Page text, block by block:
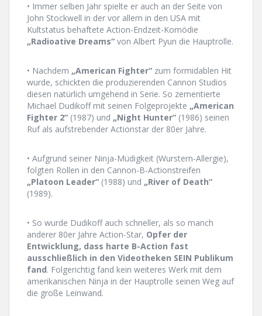
• Immer selben Jahr spielte er auch an der Seite von
John Stockwell in der vor allem in den USA mit
Kultstatus behaftete Action-Endzeit-Komödie
„Radioative Dreams“ von Albert Pyun die Hauptrolle.
• Nachdem „American Fighter“ zum formidablen Hit
wurde, schickten die produzierenden Cannon Studios
diesen natürlich umgehend in Serie. So zementierte
Michael Dudikoff mit seinen Folgeprojekte „American
Fighter 2“ (1987) und „Night Hunter“ (1986) seinen
Ruf als aufstrebender Actionstar der 80er Jahre.
• Aufgrund seiner Ninja-Müdigkeit (Wurstern-Allergie),
folgten Rollen in den Cannon-B-Actionstreifen
„Platoon Leader“ (1988) und „River of Death“
(1989).
• So wurde Dudikoff auch schneller, als so manch
anderer 80er Jahre Action-Star, Opfer der
Entwicklung, dass harte B-Action fast
ausschließlich in den Videotheken SEIN Publikum
fand. Folgerichtig fand kein weiteres Werk mit dem
amerikanischen Ninja in der Hauptrolle seinen Weg auf
die große Leinwand.